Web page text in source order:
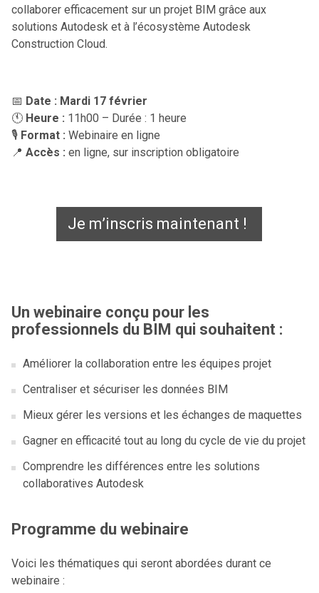
collaborer efficacement sur un projet BIM grâce aux
solutions Autodesk et à l’écosystème Autodesk
Construction Cloud.
📅 Date : Mardi 17 février
🕚 Heure : 11h00 – Durée : 1 heure
🎙️ Format : Webinaire en ligne
📍 Accès : en ligne, sur inscription obligatoire
Je m’inscris maintenant !
Un webinaire conçu pour les
professionnels du BIM qui souhaitent :
Améliorer la collaboration entre les équipes projet
Centraliser et sécuriser les données BIM
Mieux gérer les versions et les échanges de maquettes
Gagner en efficacité tout au long du cycle de vie du projet
Comprendre les différences entre les solutions
collaboratives Autodesk
Programme du webinaire
Voici les thématiques qui seront abordées durant ce
webinaire :